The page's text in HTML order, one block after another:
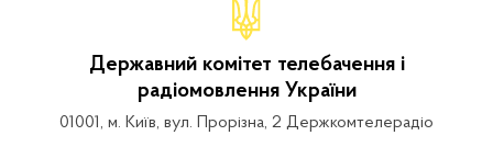
Державний комітет телебачення і
радіомовлення України
01001, м. Київ, вул. Прорізна, 2 Держкомтелерадіо